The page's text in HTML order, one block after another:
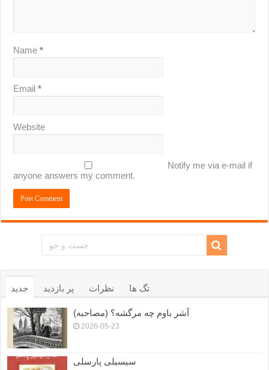
Name*
Email*
Website
Notify me via e-mail if
anyone answers my comment.
جدید پر بازدید نظرات تگ ها
آشر باوم چه مرگشه؟ (مصاحبه)
2026-05-23
سیسیلی پارسلی